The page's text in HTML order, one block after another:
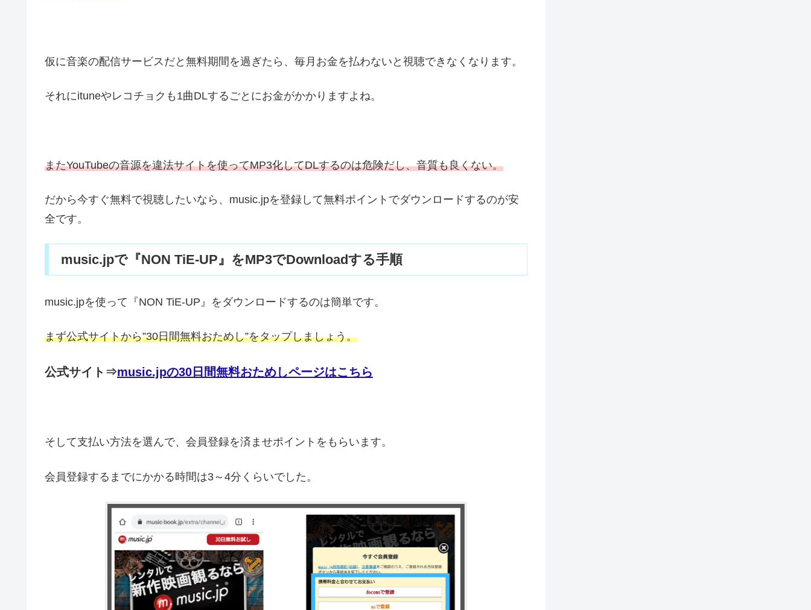
仮に音楽の配信サービスだと無料期間を過ぎたら、毎月お金を払わないと視聴できなくなります。
それにituneやレコチョクも1曲DLするごとにお金がかかりますよね。
またYouTubeの音源を違法サイトを使ってMP3化してDLするのは危険だし、音質も良くない。
だから今すぐ無料で視聴したいなら、music.jpを登録して無料ポイントでダウンロードするのが安
全です。
music.jpで『NON TiE-UP』をMP3でDownloadする手順
music.jpを使って『NON TiE-UP』をダウンロードするのは簡単です。
まず公式サイトから”30日間無料おためし”をタップしましょう。
公式サイト⇒music.jpの30日間無料おためしページはこちら
そして支払い方法を選んで、会員登録を済ませポイントをもらいます。
会員登録するまでにかかる時間は3～4分くらいでした。